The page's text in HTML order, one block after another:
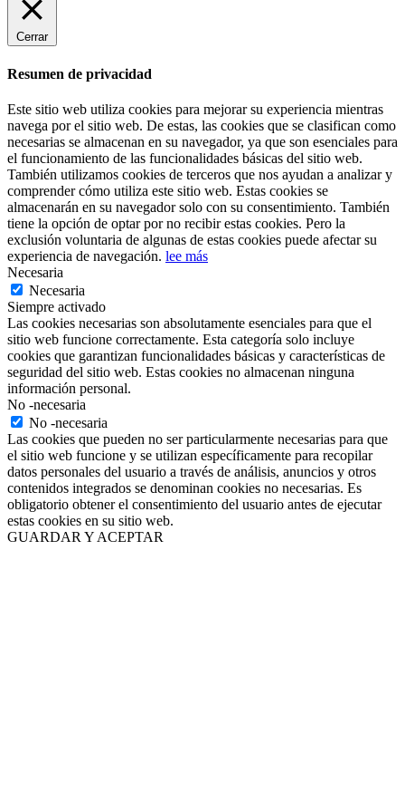
Cerrar
Resumen de privacidad
Este sitio web utiliza cookies para mejorar su experiencia mientras
navega por el sitio web. De estas, las cookies que se clasifican como
necesarias se almacenan en su navegador, ya que son esenciales para
el funcionamiento de las funcionalidades básicas del sitio web.
También utilizamos cookies de terceros que nos ayudan a analizar y
comprender cómo utiliza este sitio web. Estas cookies se
almacenarán en su navegador solo con su consentimiento. También
tiene la opción de optar por no recibir estas cookies. Pero la
exclusión voluntaria de algunas de estas cookies puede afectar su
experiencia de navegación. lee más
Necesaria
Necesaria
Siempre activado
Las cookies necesarias son absolutamente esenciales para que el
sitio web funcione correctamente. Esta categoría solo incluye
cookies que garantizan funcionalidades básicas y características de
seguridad del sitio web. Estas cookies no almacenan ninguna
información personal.
No -necesaria
No -necesaria
Las cookies que pueden no ser particularmente necesarias para que
el sitio web funcione y se utilizan específicamente para recopilar
datos personales del usuario a través de análisis, anuncios y otros
contenidos integrados se denominan cookies no necesarias. Es
obligatorio obtener el consentimiento del usuario antes de ejecutar
estas cookies en su sitio web.
GUARDAR Y ACEPTAR